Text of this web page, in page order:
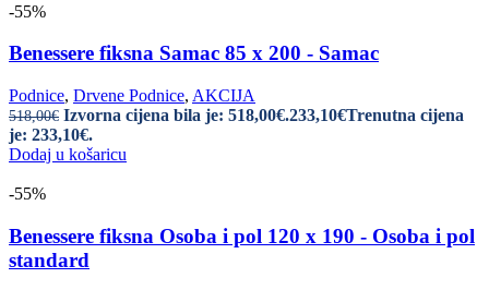
-55%
Benessere fiksna Samac 85 x 200 - Samac
Podnice, Drvene Podnice, AKCIJA
518,00€ Izvorna cijena bila je: 518,00€.233,10€Trenutna cijena
je: 233,10€.
Dodaj u košaricu
-55%
Benessere fiksna Osoba i pol 120 x 190 - Osoba i pol
standard